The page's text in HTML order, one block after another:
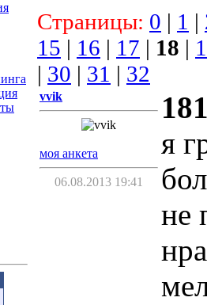
Страницы: 0 | 1 |
15 | 16 | 17 | 18 |
| 30 | 31 | 32
vvik
моя анкета
06.08.2013 19:41
я
не